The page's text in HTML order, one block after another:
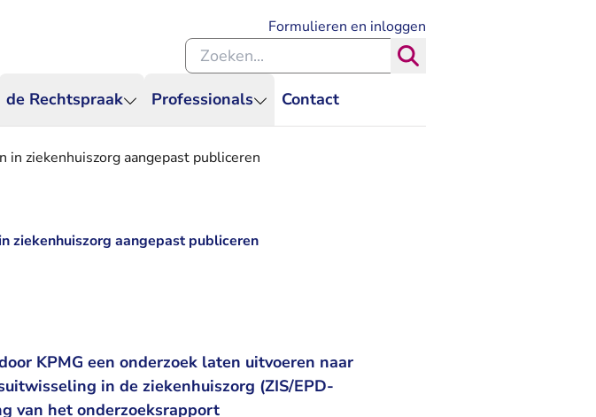
de Rechtspraak Professionals Contact
Formulieren en inloggen
Zoeken binnen de Rechtspraak
ziekenhuiszorg aangepast publiceren
ziekenhuiszorg aangepast publiceren
KPMG een onderzoek laten uitvoeren naar
in de ziekenhuiszorg (ZIS/EPD-
van het onderzoeksrapport